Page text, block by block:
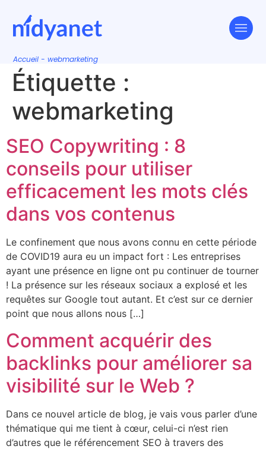
Accueil -webmarketing
Étiquette :
webmarketing
SEO Copywriting : 8
conseils pour utiliser
efficacement les mots clés
dans vos contenus
Le confinement que nous avons connu en cette période
de COVID19 aura eu un impact fort : Les entreprises
ayant une présence en ligne ont pu continuer de tourner
! La présence sur les réseaux sociaux a explosé et les
requêtes sur Google tout autant. Et c’est sur ce dernier
point que nous allons nous […]
Comment acquérir des
backlinks pour améliorer sa
visibilité sur le Web ?
Dans ce nouvel article de blog, je vais vous parler d’une
thématique qui me tient à cœur, celui-ci n’est rien
d’autres que le référencement SEO à travers des